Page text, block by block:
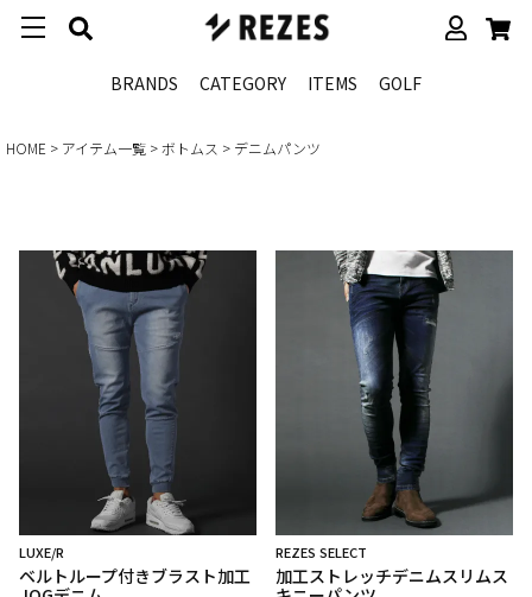
BRANDS CATEGORY ITEMS GOLF
HOME アイテム一覧 ボトムス デニムパンツ
LUXE/R
ベルトループ付きブラスト加工
REZES SELECT
加工ストレッチデニムスリムス